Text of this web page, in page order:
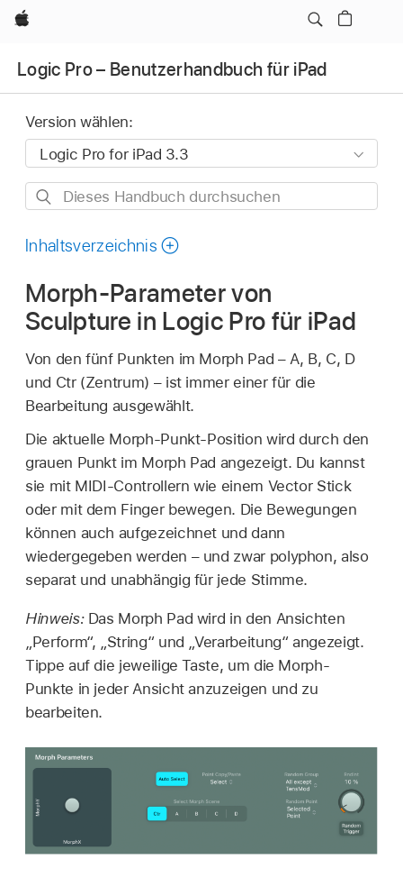
Apple
Logic Pro – Benutzerhandbuch für iPad
Version wählen:
Dieses
durchsuchen
Inhaltsverzeichnis
Morph-Parameter von
Sculpture in Logic Pro für iPad
Von den fünf Punkten im Morph Pad – A, B, C, D
und Ctr (Zentrum) – ist immer einer für die
Bearbeitung ausgewählt.
Die aktuelle Morph-Punkt-Position wird durch den
grauen Punkt im Morph Pad angezeigt. Du kannst
sie mit MIDI-Controllern wie einem Vector Stick
oder mit dem Finger bewegen. Die Bewegungen
können auch aufgezeichnet und dann
wiedergegeben werden – und zwar polyphon, also
separat und unabhängig für jede Stimme.
Hinweis: Das Morph Pad wird in den Ansichten
„Perform“, „String“ und „Verarbeitung“ angezeigt.
Tippe auf die jeweilige Taste, um die Morph-
Punkte in jeder Ansicht anzuzeigen und zu
bearbeiten.